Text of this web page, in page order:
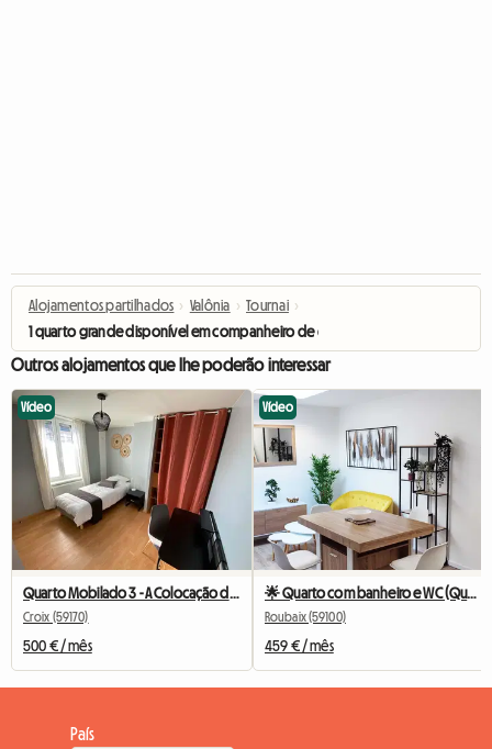
Alojamentos partilhados › Valônia › Tournai ›
1 quarto grande disponível em companheiro de quarto para 4 estudantes
Outros alojamentos que lhe poderão interessar
Vídeo
Croix (59170)
500 € / mês
Vídeo
🌟 Quarto com banheiro e WC (Quarto 2) 🌟
Roubaix (59100)
459 € / mês
País